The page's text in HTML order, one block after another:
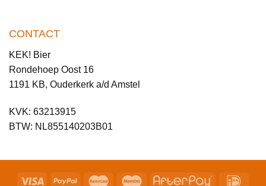
CONTACT
KEK! Bier
Rondehoep Oost 16
1191 KB, Ouderkerk a/d Amstel
KVK: 63213915
BTW: NL855140203B01